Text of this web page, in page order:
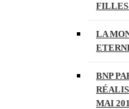
FILLES
LA
BNP
MAI